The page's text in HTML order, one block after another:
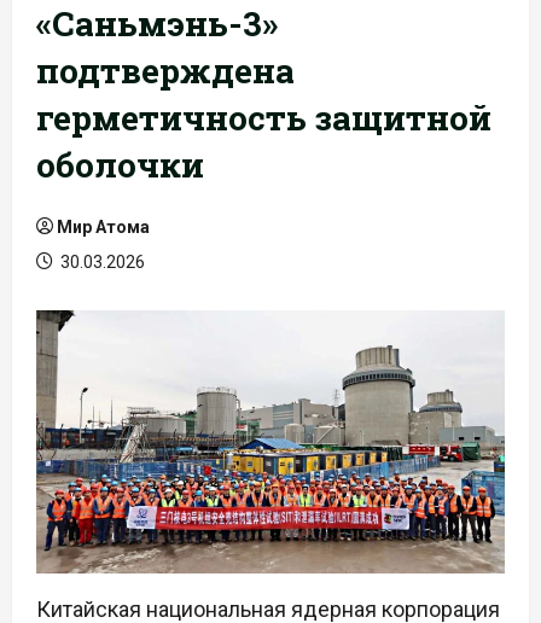
«Саньмэнь-3»
подтверждена
герметичность защитной
оболочки
Мир Атома
30.03.2026
Китайская национальная ядерная корпорация